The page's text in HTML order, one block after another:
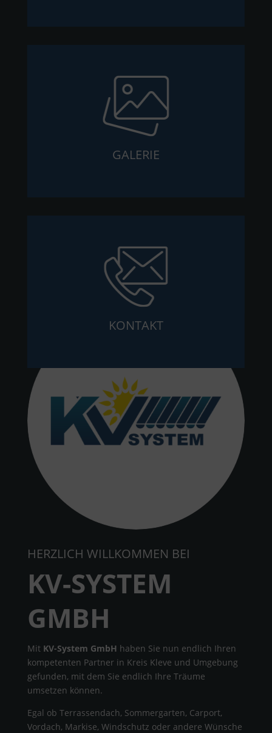
GALERIE
KONTAKT
HERZLICH WILLKOMMEN BEI
KV-SYSTEM
GMBH
Mit KV-System GmbH haben Sie nun endlich Ihren
kompetenten Partner in Kreis Kleve und Umgebung
gefunden, mit dem Sie endlich Ihre Träume
umsetzen können.
Egal ob Terrassendach, Sommergarten, Carport,
Vordach, Markise, Windschutz oder andere Wünsche